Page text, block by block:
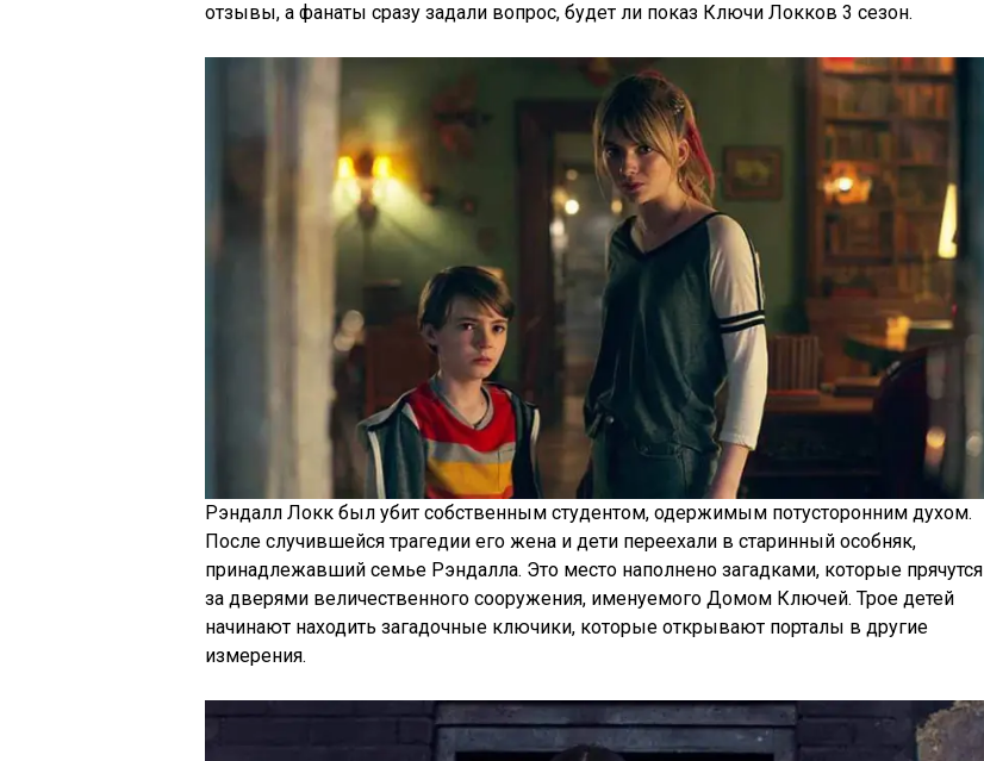
отзывы, а фанаты сразу задали вопрос, будет ли показ Ключи Локков 3 сезон.
Рэндалл Локк был убит собственным студентом, одержимым потусторонним духом.
После случившейся трагедии его жена и дети переехали в старинный особняк,
принадлежавший семье Рэндалла. Это место наполнено загадками, которые прячутся
за дверями величественного сооружения, именуемого Домом Ключей. Трое детей
начинают находить загадочные ключики, которые открывают порталы в другие
измерения.